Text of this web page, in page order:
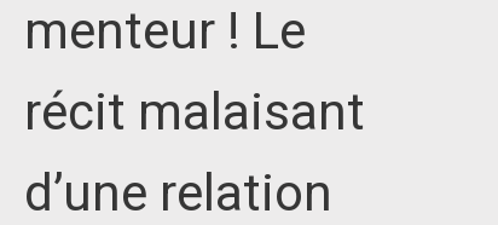
menteur ! Le
récit malaisant
d’une relation